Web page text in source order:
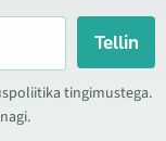
Tellin
tingimustega.